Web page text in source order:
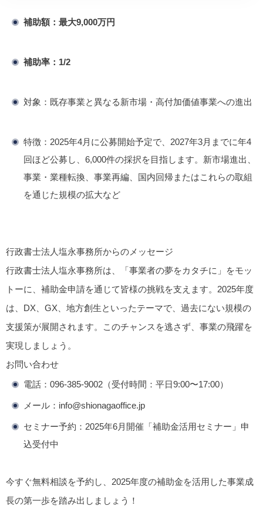
補助額：最大9,000万円
補助率：1/2
対象：既存事業と異なる新市場・高付加価値事業への進出
特徴：2025年4月に公募開始予定で、2027年3月までに年4
回ほど公募し、6,000件の採択を目指します。新市場進出、
事業・業種転換、事業再編、国内回帰またはこれらの取組
を通じた規模の拡大など
行政書士法人塩永事務所からのメッセージ
行政書士法人塩永事務所は、「事業者の夢をカタチに」をモッ
トーに、補助金申請を通じて皆様の挑戦を支えます。2025年度
は、DX、GX、地方創生といったテーマで、過去にない規模の
支援策が展開されます。このチャンスを逃さず、事業の飛躍を
実現しましょう。
お問い合わせ
電話：096-385-9002（受付時間：平日9:00〜17:00）
メール：info@shionagaoffice.jp
セミナー予約：2025年6月開催「補助金活用セミナー」申
込受付中
今すぐ無料相談を予約し、2025年度の補助金を活用した事業成
長の第一歩を踏み出しましょう！